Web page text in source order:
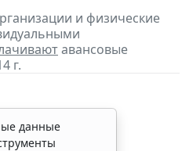
и физические
авансовые
г.
данные